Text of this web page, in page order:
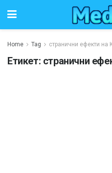
Home Tag странични ефекти на
Етикет: странични